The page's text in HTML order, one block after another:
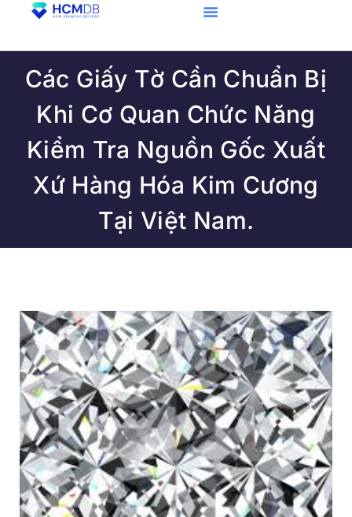
Các Giấy Tờ Cần Chuẩn Bị
Khi Cơ Quan Chức Năng
Kiểm Tra Nguồn Gốc Xuất
Xứ Hàng Hóa Kim Cương
Tại Việt Nam.